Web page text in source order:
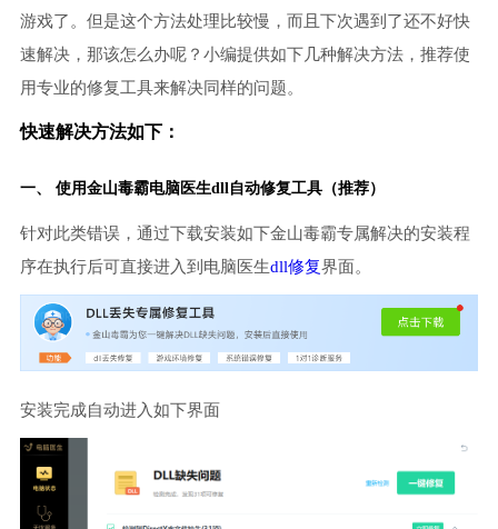
游戏了。但是这个方法处理比较慢，而且下次遇到了还不好快
速解决，那该怎么办呢？小编提供如下几种解决方法，推荐使
用专业的修复工具来解决同样的问题。
快速解决方法如下：
一、 使用金山毒霸电脑医生dll自动修复工具（推荐）
针对此类错误，通过下载安装如下金山毒霸专属解决的安装程
序在执行后可直接进入到电脑医生dll修复界面。
安装完成自动进入如下界面